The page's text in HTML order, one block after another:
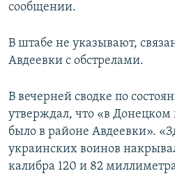
сообщении.
В штабе не указывают,
Авдеевки с обстрелами.
В вечерней сводке по
утверждал, что «в Донецком
было в районе Авдеевки».
украинских воинов
калибра 120 и 82